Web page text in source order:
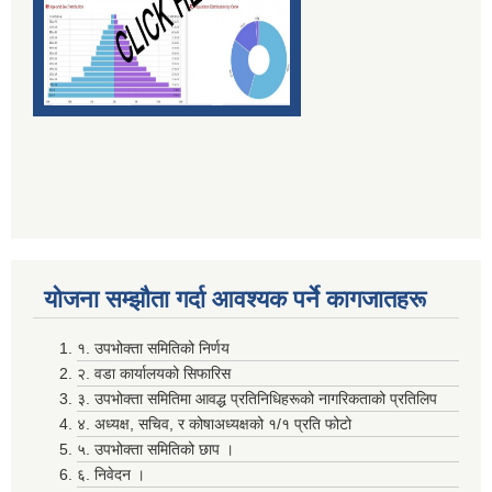
योजना सम्झाैता गर्दा आवश्यक पर्ने कागजातहरू
१. उपभोक्ता समितिको निर्णय
२. वडा कार्यालयको सिफारिस
३. उपभोक्ता समितिमा आवद्ध प्रतिनिधिहरूको नागरिकताको प्रतिलिप
४. अध्यक्ष, सचिव, र कोषाअध्यक्षको १/१ प्रति फोटो
५. उपभोक्ता समितिको छाप ।
६. निवेदन ।